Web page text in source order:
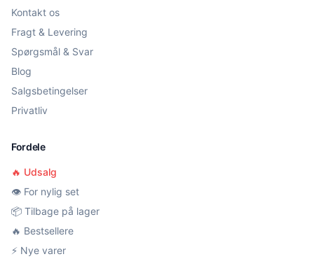
Kontakt os
Fragt & Levering
Spørgsmål & Svar
Blog
Salgsbetingelser
Privatliv
Fordele
🔥 Udsalg
👁️ For nylig set
📦 Tilbage på lager
🔥 Bestsellere
⚡ Nye varer